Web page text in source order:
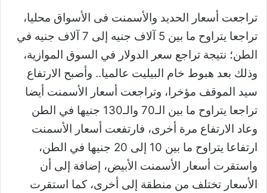
تراجعت أسعار الحديد والأسمنت فى الأسواق محليا،
تراجعا يتراوح ما بين 5 آلاف جنيه إلى 7 آلاف جنيه في
الطن؛ نتيجة تراجع سعر الدولار في السوق الموازية،
وذلك بعد هبوط خام البيليت عالميا.. وأصبح الارتفاع
سيد الموقف مؤخرا، وتراجعت أسعار الأسمنت أيضا
تراجعا يتراوح ما بين الـ70 والـ130 جنيها في الطن
وعاد الارتفاع مرة أخرى، فارتفعت أسعار الأسمنت
ارتفاعا يتراوح ما بين 10 إلى 20 جنيها في الطن،
واستقرت أسعار الأسمنت الأبيض، إضافة إلى أن
الأسعار تختلف من منطقة إلى أخرى، كما استقرت